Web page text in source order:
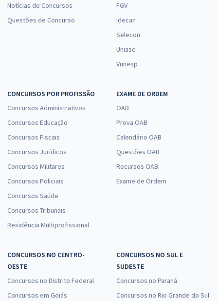
Notícias de Concursos
Questões de Concurso
FGV
Idecan
Selecon
Uniase
Vunesp
CONCURSOS POR PROFISSÃO
Concursos Administrativos
Concursos Educação
Concursos Fiscais
Concursos Jurídicos
Concursos Militares
Concursos Policiais
Concursos Saúde
Concursos Tribunais
Residência Multiprofissional
EXAME DE ORDEM
OAB
Prova OAB
Calendário OAB
Questões OAB
Recursos OAB
Exame de Ordem
CONCURSOS NO CENTRO-
OESTE
Concursos no Distrito Federal
Concursos em Goiás
CONCURSOS NO SUL E
SUDESTE
Concursos no Paraná
Concursos no Rio Grande do Sul